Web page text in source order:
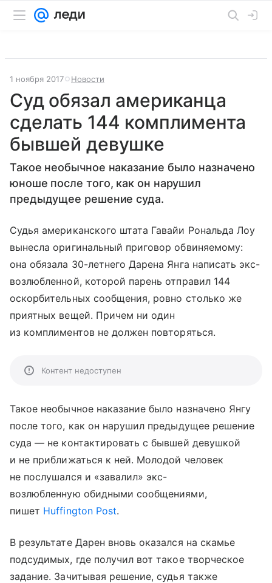
1 ноября 2017 Новости
Суд обязал американца
сделать 144 комплимента
бывшей девушке
Такое необычное наказание было назначено
юноше после того, как он нарушил
предыдущее решение суда.
Судья американского штата Гавайи Рональда Лоу
вынесла оригинальный приговор обвиняемому:
она обязала 30-летнего Дарена Янга написать экс-
возлюбленной, которой парень отправил 144
оскорбительных сообщения, ровно столько же
приятных вещей. Причем ни один
из комплиментов не должен повторяться.
Контент недоступен
Такое необычное наказание было назначено Янгу
после того, как он нарушил предыдущее решение
суда — не контактировать с бывшей девушкой
и не приближаться к ней. Молодой человек
не послушался и «завалил» экс-
возлюбленную обидными сообщениями,
пишет Huffington Post.
В результате Дарен вновь оказался на скамье
подсудимых, где получил вот такое творческое
задание. Зачитывая решение, судья также